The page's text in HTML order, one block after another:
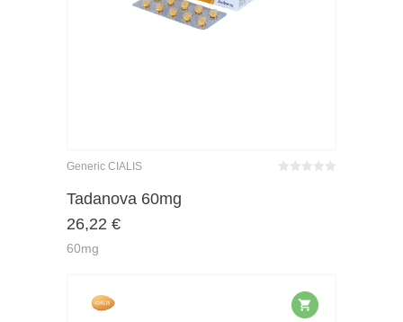
Generic CIALIS
Tadanova 60mg
26,22 €
60mg